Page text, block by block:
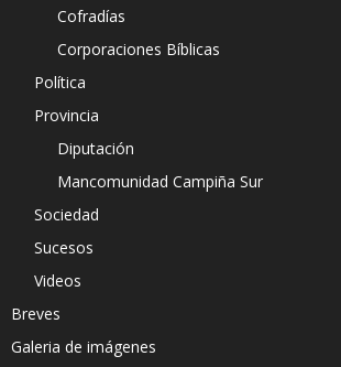
Cofradías
Corporaciones Bíblicas
Política
Provincia
Diputación
Mancomunidad Campiña Sur
Sociedad
Sucesos
Videos
Breves
Galeria de imágenes